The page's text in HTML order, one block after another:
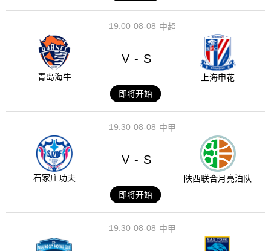
08-08
19:00 中超
青岛海牛
V - S
上海申花
即将开始
08-08
19:30 中甲
石家庄功夫
V - S
陕西联合月亮泊队
即将开始
08-08
19:30 中甲